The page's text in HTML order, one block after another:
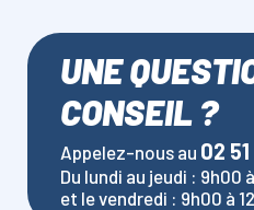
UNE
CONSEIL ?
Appelez-nous au 02
Du lundi au jeudi : 9h00
et le vendredi : 9h00 à